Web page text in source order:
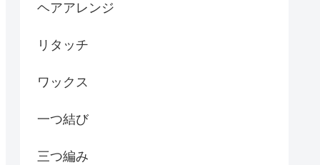
ヘアアレンジ
リタッチ
ワックス
一つ結び
三つ編み